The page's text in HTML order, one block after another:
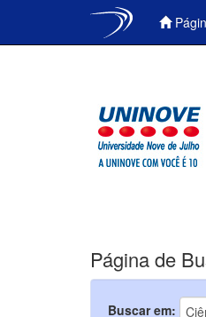
Página de
Buscar em: